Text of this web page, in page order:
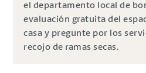
el departamento local de
evaluación gratuita del
casa y pregunte por los
recojo de ramas secas.